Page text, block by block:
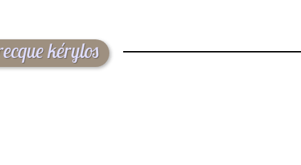
kérylos